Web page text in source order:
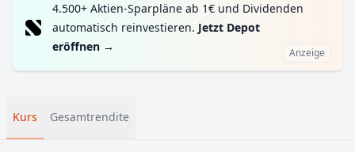
4.500+ Aktien-Sparpläne ab 1€ und Dividenden
automatisch reinvestieren. Jetzt Depot
eröffnen → Anzeige
Kurs Gesamtrendite